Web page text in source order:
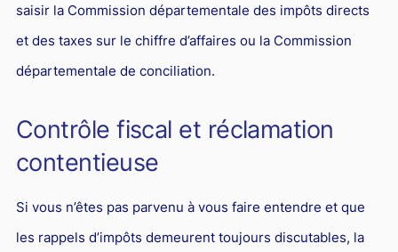
saisir la Commission départementale des impôts directs
et des taxes sur le chiffre d’affaires ou la Commission
départementale de conciliation.
Contrôle fiscal et réclamation
contentieuse
Si vous n’êtes pas parvenu à vous faire entendre et que
les rappels d’impôts demeurent toujours discutables, la